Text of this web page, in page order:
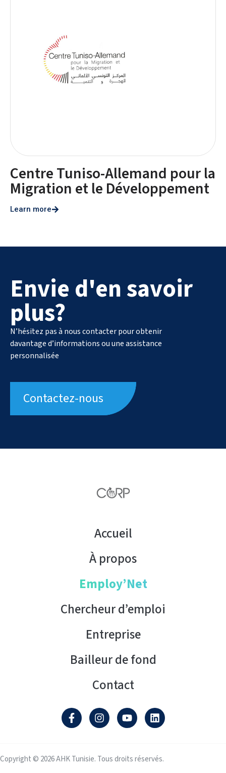
Centre Tuniso-Allemand pour la
Migration et le Développement
Learn more
Envie d'en savoir
plus?
N’hésitez pas à nous contacter pour obtenir
davantage d’informations ou une assistance
personnalisée
Contactez-nous
Accueil
À propos
Employ’Net
Chercheur d’emploi
Entreprise
Bailleur de fond
Contact
Copyright © 2026 AHK Tunisie. Tous droits réservés.